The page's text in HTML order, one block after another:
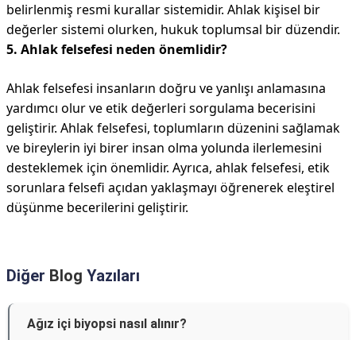
belirlenmiş resmi kurallar sistemidir. Ahlak kişisel bir
değerler sistemi olurken, hukuk toplumsal bir düzendir.
5. Ahlak felsefesi neden önemlidir?
Ahlak felsefesi insanların doğru ve yanlışı anlamasına
yardımcı olur ve etik değerleri sorgulama becerisini
geliştirir. Ahlak felsefesi, toplumların düzenini sağlamak
ve bireylerin iyi birer insan olma yolunda ilerlemesini
desteklemek için önemlidir. Ayrıca, ahlak felsefesi, etik
sorunlara felsefi açıdan yaklaşmayı öğrenerek eleştirel
düşünme becerilerini geliştirir.
Diğer Blog Yazıları
Ağız içi biyopsi nasıl alınır?